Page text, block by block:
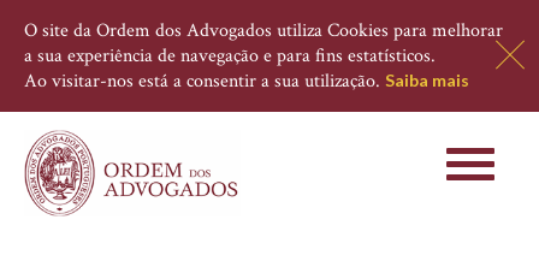
O site da Ordem dos Advogados utiliza Cookies para melhorar
a sua experiência de navegação e para fins estatísticos.
Ao visitar-nos está a consentir a sua utilização. Saiba mais
Toggle